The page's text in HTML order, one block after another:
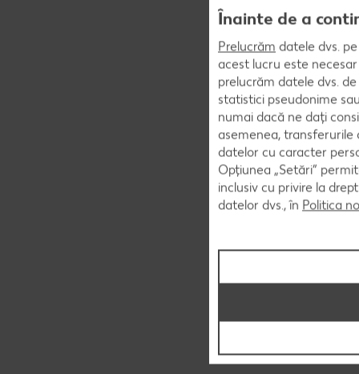
Înainte de a
Prelucrăm datele dvs.
acest lucru este
prelucrăm datele dvs.
statistici pseudonime
numai dacă ne dați
asemenea,
datelor cu caracter
Opțiunea „Setări”
inclusiv cu privire la
datelor dvs., în Politica